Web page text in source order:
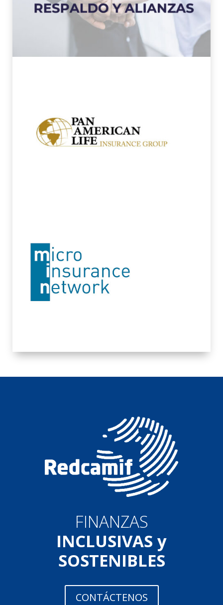
FINANZAS
INCLUSIVAS y
SOSTENIBLES
CONTÁCTENOS